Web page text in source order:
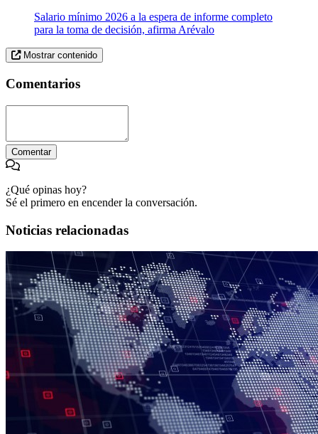
Salario mínimo 2026 a la espera de informe completo
para la toma de decisión, afirma Arévalo
Mostrar contenido
Comentarios
Comentar
¿Qué opinas hoy?
Sé el primero en encender la conversación.
Noticias relacionadas